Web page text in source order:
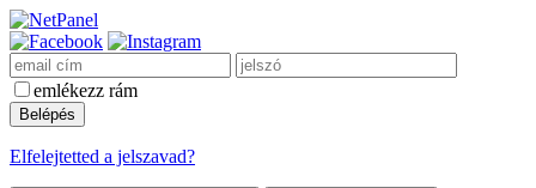
emlékezz rám
Elfelejtetted a jelszavad?